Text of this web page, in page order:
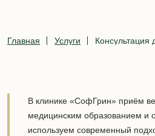
Главная Услуги Консультация
В клинике «СофГрин» приём
медицинским образованием
используем современный